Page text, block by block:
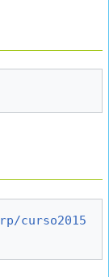
curso2015